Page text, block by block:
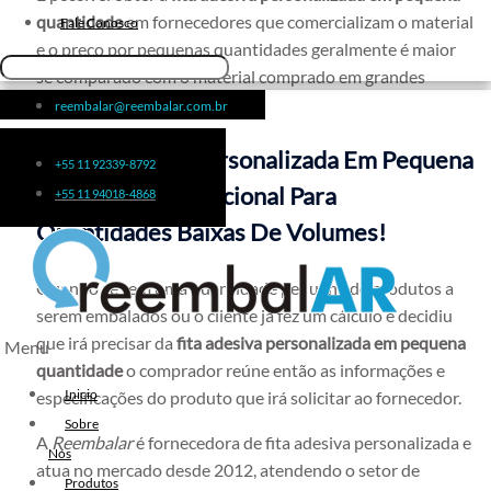
Fita de Arquear 10mm
Fita de Arquear
Fita Adesiva Transparente
48×50
Fita Adesiva Colorida
Fita Adesiva Personalizada
Fita Adesiva Personalizada com
Fita Adesiva Personalizada em
Pequena Quantidade
Fita Adesiva Personalizada no
Atacado
Embalagem
Fita Adesiva Transparente
Fale Conosco
reembalar@reembalar.com.br
+55 11 92339-8792
+55 11 94018-4868
Menu
Inicio
Sobre
Nós
Produtos
quantidadeem fornecedores que comercializam o material
e o preço por pequenas quantidades geralmente é maior
se comparado com o material comprado em grandes
volumes.
A Fita Adesiva Personalizada Em Pequena
Quantidade É Funcional Para
Quantidades Baixas De Volumes!
Quando se tem uma quantidade pequena de produtos a
serem embalados ou o cliente já fez um cálculo e decidiu
que irá precisar da fita adesiva personalizada em pequena
quantidadeo comprador reúne então as informações e
especificações do produto que irá solicitar ao fornecedor.
A Reembalaré fornecedora de fita adesiva personalizada e
atua no mercado desde 2012, atendendo o setor de